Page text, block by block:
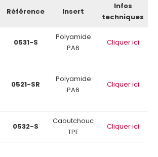
Référence Insert
Infos
techniques
0531-S
Polyamide
PA6
Cliquer ici
0521-SR
Polyamide
PA6
Cliquer ici
0532-S
Caoutchouc
TPE
Cliquer ici